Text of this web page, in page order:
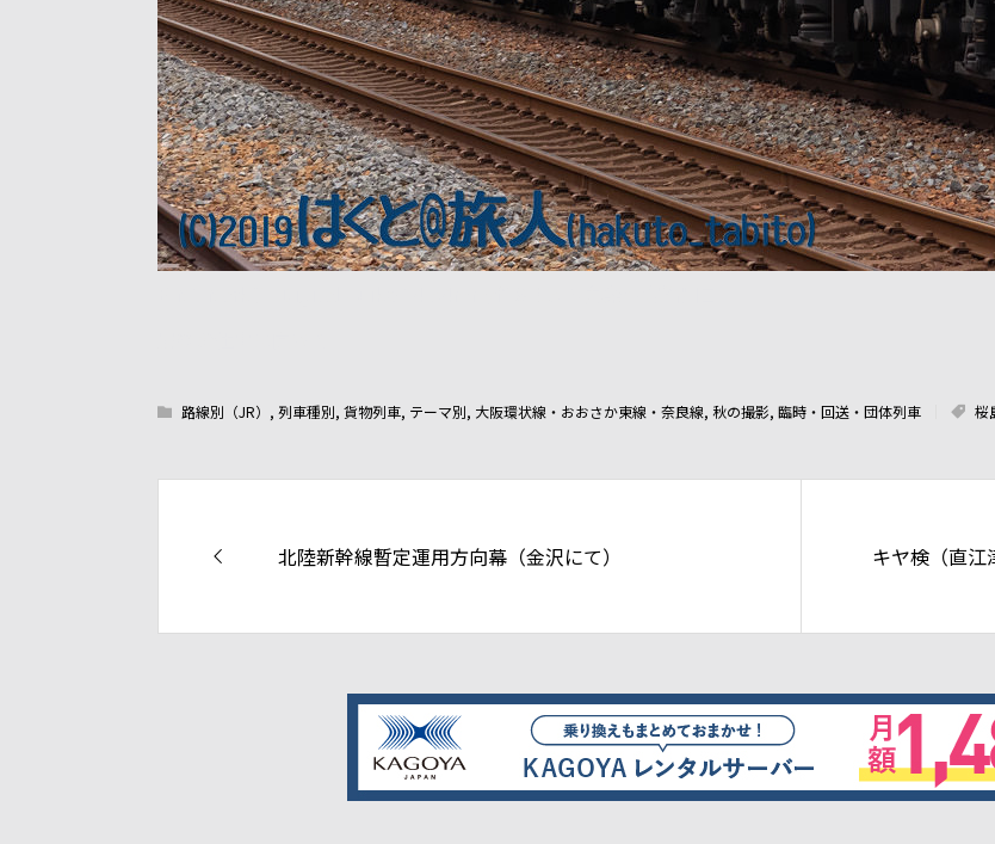
路線別（JR） , 列車種別, 貨物列車, テーマ別, 大阪環状線・おおさか東線・奈良線, 秋の撮影, 臨時・回送・団体列車 桜
北陸新幹線暫定運用方向幕（金沢にて） キヤ検（直江